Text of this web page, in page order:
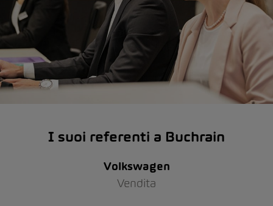
I suoi referenti a Buchrain
Volkswagen
Vendita